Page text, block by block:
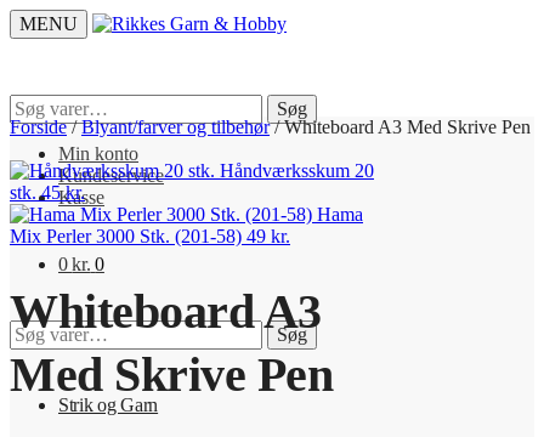
Skip
to
Skip
to
MENU
Søg
efter:
Søg
Min konto
Kundeservice
Kasse
0kr. 0
Søg
efter:
Søg
Strik og Garn
Forside/Blyant/farver og tilbehør/Whiteboard A3 Med Skrive Pen
Håndværksskum 20
stk. 45kr.
Hama
Mix Perler 3000 Stk. (201-58) 49 kr.
Whiteboard A3
Med Skrive Pen